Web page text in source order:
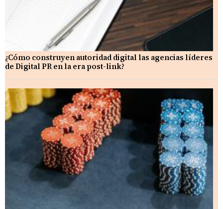
¿Cómo construyen autoridad digital las agencias líderes
de Digital PR en la era post-link?